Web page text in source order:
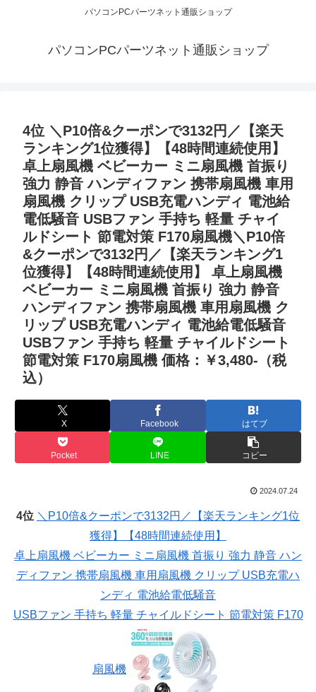
パソコンPCパーツネット通販ショップ
パソコンPCパーツネット通販ショップ
4位 ＼P10倍&クーポンで3132円／【楽天
ランキング1位獲得】【48時間連続使用】
卓上扇風機 ベビーカー ミニ扇風機 首振り
強力 静音 ハンディファン 携帯扇風機 車用
扇風機 クリップ USB充電ハンディ 電池給
電低騒音 USBファン 手持ち 軽量 チャイ
ルドシート 節電対策 F170扇風機＼P10倍
&クーポンで3132円／【楽天ランキング1
位獲得】【48時間連続使用】 卓上扇風機
ベビーカー ミニ扇風機 首振り 強力 静音
ハンディファン 携帯扇風機 車用扇風機 ク
リップ USB充電ハンディ 電池給電低騒音
USBファン 手持ち 軽量 チャイルドシート
節電対策 F170扇風機 価格：￥3,480-（税
込）
X Facebook はてブ
Pocket LINE コピー
2024.07.24
4位 ＼P10倍&クーポンで3132円／【楽天ランキング1位
獲得】【48時間連続使用】
卓上扇風機 ベビーカー ミニ扇風機 首振り 強力 静音 ハン
ディファン 携帯扇風機 車用扇風機 クリップ USB充電ハ
ンディ 電池給電低騒音
USBファン 手持ち 軽量 チャイルドシート 節電対策 F170
扇風機